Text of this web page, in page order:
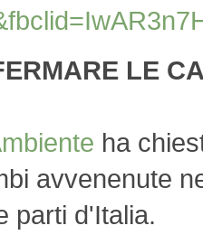
LE
ha
avvenenute
parti d'Italia.